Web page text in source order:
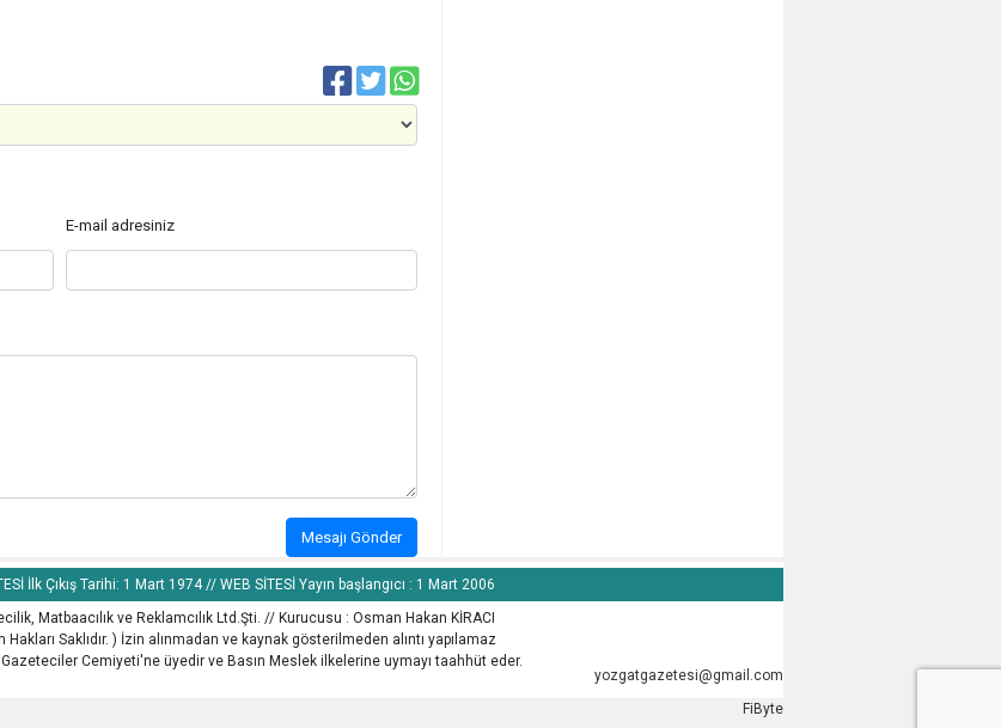
E-mail adresiniz
Mesajı Gönder
İlk Çıkış Tarihi: 1 Mart 1974 // WEB SİTESİ Yayın başlangıcı : 1 Mart 2006
Matbaacılık ve Reklamcılık Ltd.Şti. // Kurucusu : Osman Hakan KİRACI
Saklıdır. ) İzin alınmadan ve kaynak gösterilmeden alıntı yapılamaz
Cemiyeti'ne üyedir ve Basın Meslek ilkelerine uymayı taahhüt eder.
yozgatgazetesi@gmail.com
FiByte